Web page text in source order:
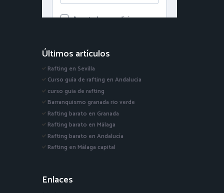
Últimos artículos
Rafting en Sevilla
Curso guía de rafting en Andalucia
curso guia de rafting
Barranquismo granada rio verde
Rafting barato en Granada
Rafting barato en Málaga
Rafting barato en Andalucía
Rafting en Málaga capital
Enlaces